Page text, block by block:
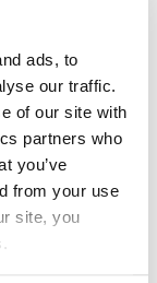
ads, to
our traffic.
of our site with
partners who
you’ve
from your use
site, you